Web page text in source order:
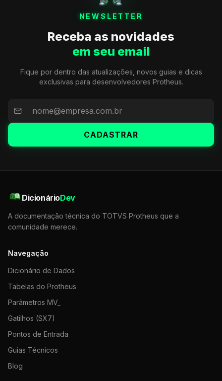
NEWSLETTER
Receba as novidades
em seu email
Fique por dentro das atualizações, novos guias e dicas
exclusivas para desenvolvedores Protheus.
CADASTRAR
DicionárioDev
A documentação técnica do TOTVS Protheus que a
comunidade merece.
Navegação
Dicionário de Dados
Tabelas do Protheus
Parâmetros MV_
Gatilhos (SX7)
Pontos de Entrada
Guias Técnicos
Blog